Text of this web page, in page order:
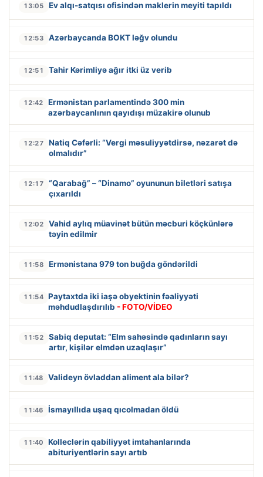
13:05 Ev alqı-satqısı ofisindən maklerin meyiti tapıldı
12:53 Azərbaycanda BOKT ləğv olundu
12:51 Tahir Kərimliyə ağır itki üz verib
12:42
Ermənistan parlamentində 300 min
azərbaycanlının qayıdışı müzakirə olunub
12:27
Natiq Cəfərli: “Vergi məsuliyyətdirsə, nəzarət də
olmalıdır”
12:17
“Qarabağ” – “Dinamo” oyununun biletləri satışa
çıxarıldı
12:02
Vahid aylıq müavinət bütün məcburi köçkünlərə
təyin edilmir
11:58 Ermənistana 979 ton buğda göndərildi
11:54 Paytaxtda iki iaşə obyektinin fəaliyyəti
məhdudlaşdırılıb - FOTO/VİDEO
11:52
Sabiq deputat: “Elm sahəsində qadınların sayı
artır, kişilər elmdən uzaqlaşır”
11:48 Valideyn övladdan aliment ala bilər?
11:46 İsmayıllıda uşaq qıcolmadan öldü
11:40
Kolleclərin qabiliyyət imtahanlarında
abituriyentlərin sayı artıb